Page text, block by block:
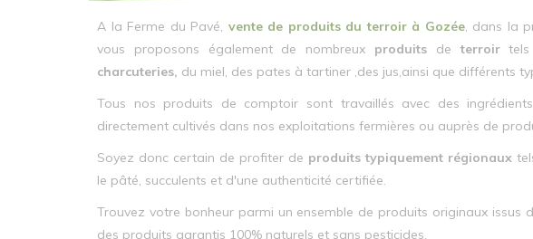
A la Ferme du Pavé, vente de produits du terroir à Gozée, dans la
vous proposons également de nombreux produits deterroirtels
charcuteries, du miel, des pates à tartiner ,des jus,ainsi que différents
Tous nos produits de comptoir sont travaillés avec des
directement cultivés dans nos exploitations fermières ou auprès de
Soyez donc certain de profiter de produits typiquement régionaux
le pâté, succulents et d'une authenticité certifiée.
Trouvez votre bonheur parmi un ensemble de produits originaux issus
des produits garantis 100% naturels et sans pesticides.